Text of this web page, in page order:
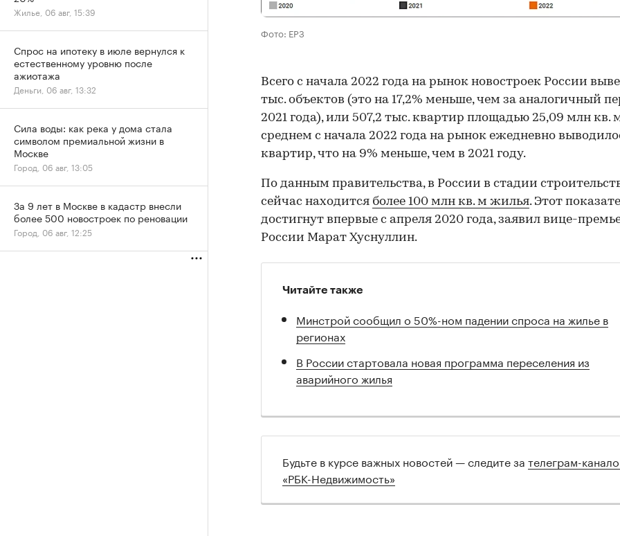
Фото: ЕРЗ
Всего с начала 2022 года на рынок новостроек России
тыс. объектов (это на 17,2% меньше, чем за аналогичный
2021 года), или 507,2 тыс. квартир площадью 25,09 млн кв.
среднем с начала 2022 года на рынок ежедневно
квартир, что на 9% меньше, чем в 2021 году.
По данным правительства, в России в стадии
сейчас находится более 100 млн кв. м жилья. Этот
достигнут впервые с апреля 2020 года, заявил вице-
России Марат Хуснуллин.
Читайте также
Минстрой сообщил о 50%-ном падении спроса на жилье в
регионах
В России стартовала новая программа переселения из
аварийного жилья
Будьте в курсе важных новостей — следите за телеграм-
«РБК-Недвижимость»
Жилье, 06 авг, 15:39
Спрос на ипотеку в июле вернулся к
естественному уровню после
ажиотажа
Деньги, 06 авг, 13:32
Сила воды: как река у дома стала
символом премиальной жизни в
Москве
Город, 06 авг, 13:05
За 9 лет в Москве в кадастр внесли
более 500 новостроек по реновации
Город, 06 авг, 12:25